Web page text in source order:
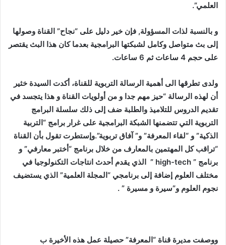
العلمي”.
و بالنسبة لذات المسؤولة, فإن خير دليل على “نجاح” القناة وصولها
إلى بث متواصل وكامل لشبكتها البرامجية بعدما كان هذا البث يقتصر
على حجم 4 ساعات ثم 6 ساعات.
ولدى تطرقها الى أهمية الرسالة التربوية للقناة، أكدت السيدة خثير
أن لهذه الرسالة “حيز مهم جدا و من أولويات القناة و هذا يتجسد في
تقديم الدروس للتلاميذ والطلبة ضف إلى ذلك سلسلة البرامج
التربوية التي تتضمنها الشبكة البرامجية على غرار برامج “التربية
الذكية” و “لقاء المعرفة” و” آفاق تربوية”.وإستطرت تقول بأن القناة
“تراقب كل المهتمين بالمعارف من خلال برنامج “أختبر معارفي” و
برنامج ” high-tech ” الذي يقدم أحدث انتاجات التكنولوجيا في
مختلف العلوم إضافة إلى برنامجي “المجلة العلمية” الذي يستضيف
نجوم العلوم و”سيرة و مسيرة ” .
ووصفت مديرة قناة “المعرفة” حصيلة عمل هذه الأخيرة ب